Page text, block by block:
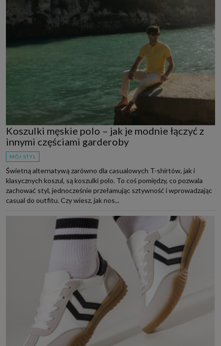
Koszulki męskie polo – jak je modnie łączyć z
innymi częściami garderoby
MÓJ STYL
Świetną alternatywą zarówno dla casualowych T-shirtów, jak i
klasycznych koszul, są koszulki polo. To coś pomiędzy, co pozwala
zachować styl, jednocześnie przełamując sztywność i wprowadzając
casual do outfitu. Czy wiesz, jak nos...